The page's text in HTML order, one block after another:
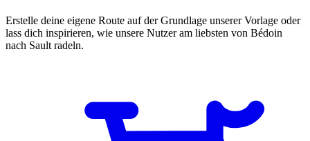
Erstelle deine eigene Route auf der Grundlage unserer Vorlage oder
lass dich inspirieren, wie unsere Nutzer am liebsten von Bédoin
nach Sault radeln.